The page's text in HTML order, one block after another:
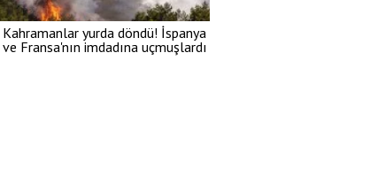
Kahramanlar yurda döndü! İspanya
ve Fransa'nın imdadına uçmuşlardı